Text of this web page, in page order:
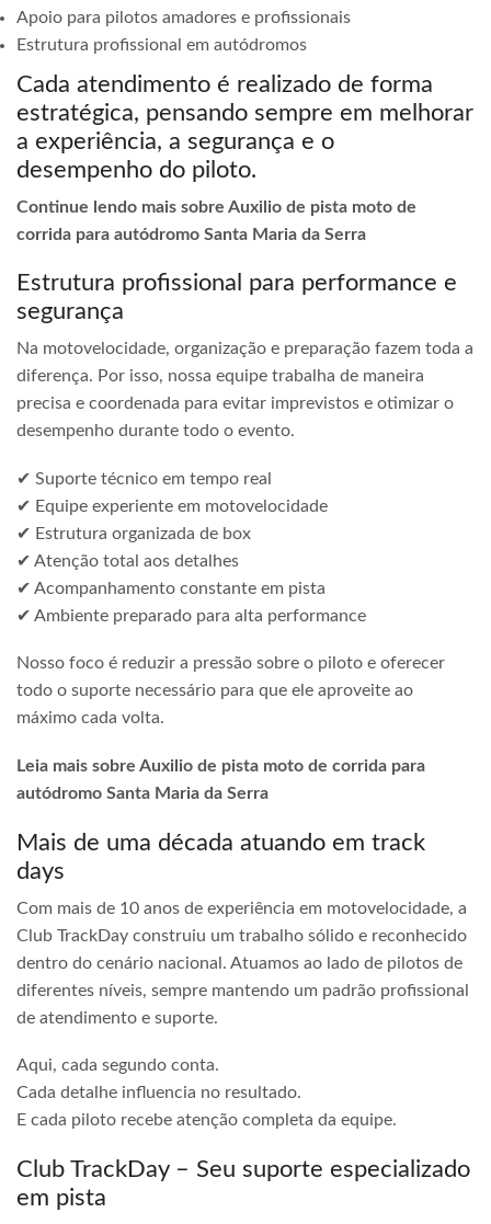
Apoio para pilotos amadores e profissionais
Estrutura profissional em autódromos
Cada atendimento é realizado de forma
estratégica, pensando sempre em melhorar
a experiência, a segurança e o
desempenho do piloto.
Continue lendo mais sobre Auxilio de pista moto de
corrida para autódromo Santa Maria da Serra
Estrutura profissional para performance e
segurança
Na motovelocidade, organização e preparação fazem toda a
diferença. Por isso, nossa equipe trabalha de maneira
precisa e coordenada para evitar imprevistos e otimizar o
desempenho durante todo o evento.
✔ Suporte técnico em tempo real
✔ Equipe experiente em motovelocidade
✔ Estrutura organizada de box
✔ Atenção total aos detalhes
✔ Acompanhamento constante em pista
✔ Ambiente preparado para alta performance
Nosso foco é reduzir a pressão sobre o piloto e oferecer
todo o suporte necessário para que ele aproveite ao
máximo cada volta.
Leia mais sobre Auxilio de pista moto de corrida para
autódromo Santa Maria da Serra
Mais de uma década atuando em track
days
Com mais de 10 anos de experiência em motovelocidade, a
Club TrackDay construiu um trabalho sólido e reconhecido
dentro do cenário nacional. Atuamos ao lado de pilotos de
diferentes níveis, sempre mantendo um padrão profissional
de atendimento e suporte.
Aqui, cada segundo conta.
Cada detalhe influencia no resultado.
E cada piloto recebe atenção completa da equipe.
Club TrackDay – Seu suporte especializado
em pista